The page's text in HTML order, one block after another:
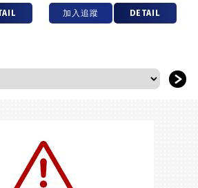
加入追蹤 DETAIL
＞